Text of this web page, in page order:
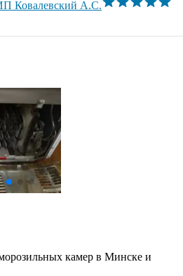
Ковалевский А.С.
камер в Минске и